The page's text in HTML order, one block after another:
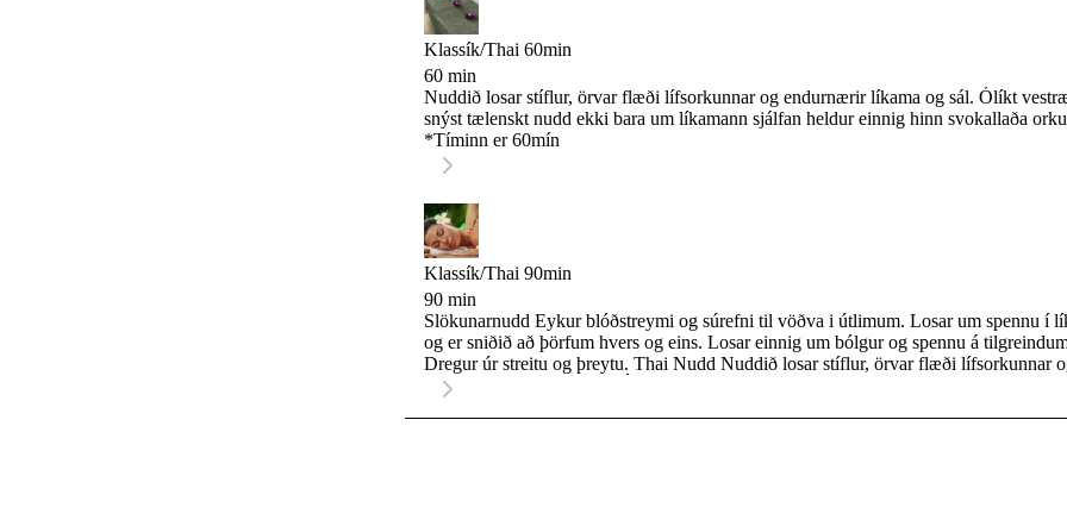
Klassík/Thai 60min
60 min
Nuddið losar stíflur, örvar flæði lífsorkunnar og endurnærir líkama og sál. Ólíkt
snýst tælenskt nudd ekki bara um líkamann sjálfan heldur einnig hinn svokallaða
*Tíminn er 60mín
Klassík/Thai 90min
90 min
Slökunarnudd Eykur blóðstreymi og súrefni til vöðva i útlimum. Losar um spennu í
og er sniðið að þörfum hvers og eins. Losar einnig um bólgur og spennu á
Dregur úr streitu og þreytu. Thai Nudd Nuddið losar stíflur, örvar flæði lífsorkunnar og
endurnærir líkama og sál. Ólíkt vestrænu nuddi snýst tælenskt nudd ekki bara um